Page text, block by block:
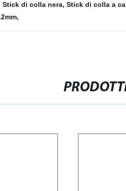
Stick di colla nera, Stick di colla a
,